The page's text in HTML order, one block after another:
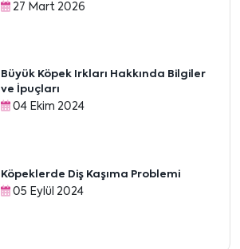
27 Mart 2026
Büyük Köpek Irkları Hakkında Bilgiler
ve İpuçları
04 Ekim 2024
Köpeklerde Diş Kaşıma Problemi
05 Eylül 2024